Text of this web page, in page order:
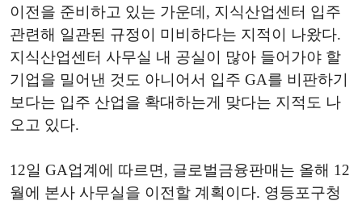
이전을 준비하고 있는 가운데, 지식산업센터 입주
관련해 일관된 규정이 미비하다는 지적이 나왔다.
지식산업센터 사무실 내 공실이 많아 들어가야 할
기업을 밀어낸 것도 아니어서 입주 GA를 비판하기
보다는 입주 산업을 확대하는게 맞다는 지적도 나
오고 있다.
12일 GA업계에 따르면, 글로벌금융판매는 올해 12
월에 본사 사무실을 이전할 계획이다. 영등포구청